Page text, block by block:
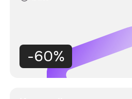
-60%